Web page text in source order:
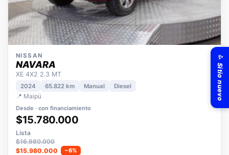
NISSAN
NAVARA
XE 4X2 2.3 MT
2024
📍 Maipú
Desde · con financiamiento
$15.780.000
Lista
$16.980.000
✨ Sitio nuevo